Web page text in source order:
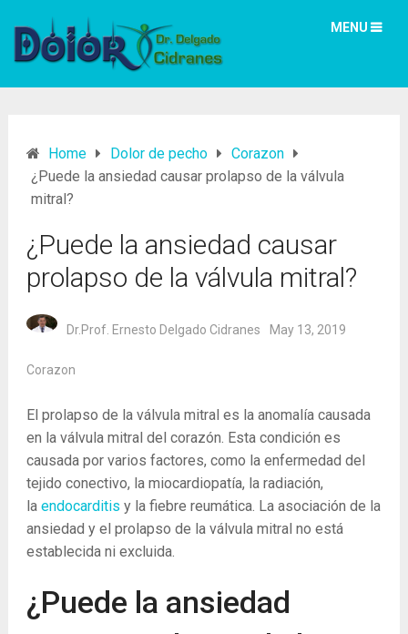
MENU
Home Dolor de pecho
Corazon
¿Puede la ansiedad causar prolapso de la válvula
mitral?
¿Puede la ansiedad causar
prolapso de la válvula mitral?
Dr.Prof. Ernesto Delgado Cidranes May 13, 2019
Corazon
El prolapso de la válvula mitral es la anomalía causada
en la válvula mitral del corazón. Esta condición es
causada por varios factores, como la enfermedad del
tejido conectivo, la miocardiopatía, la radiación,
la endocarditis y la fiebre reumática. La asociación de la
ansiedad y el prolapso de la válvula mitral no está
establecida ni excluida.
¿Puede la ansiedad